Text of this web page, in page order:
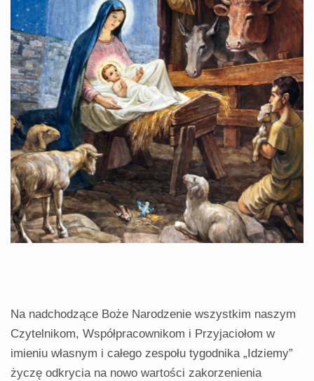
Na nadchodzące Boże Narodzenie wszystkim naszym
Czytelnikom, Współpracownikom i Przyjaciołom w
imieniu własnym i całego zespołu tygodnika „Idziemy”
życzę odkrycia na nowo wartości zakorzenienia